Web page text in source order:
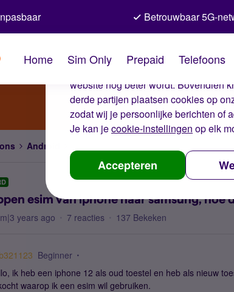
De cookies van
Wij gebruiken cookies op onze
website nog beter wordt. Bovendien
derde partijen plaatsen cookies op
zodat wij je persoonlijke berichten of
Je kan jecookie-instellingen op elk
Accepteren
Betrouwbaar 5G-
Home Sim Only Prepaid Telefoons
Android
esim van iphone naar samsung, hoe
years ago 7 reacties 137 Bekeken
Beginner
ik heb een iphone 12 als oud toestel en heb als nieuw
waarop ik een esim wil gebruiken.